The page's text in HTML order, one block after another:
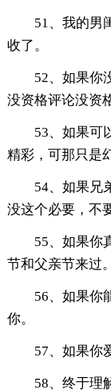
51、我的男
收了。
52、如果你
没资格评论没资
53、如果可
精彩，可那只是
54、如果兄
没这个必要，不
55、如果你
节和父亲节来过。
56、如果你
你。
57、如果你
58、终于理